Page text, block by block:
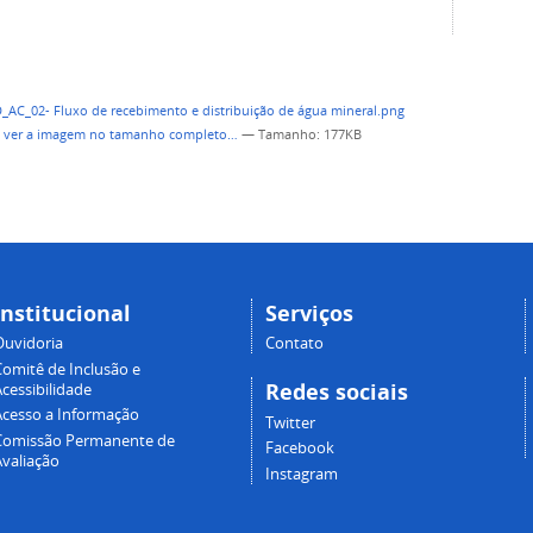
ver a imagem no tamanho completo… —Tamanho: 177KB
de Inclusão e
a Informação
Permanente de
Serviços
Contato
Redes sociais
Twitter
Facebook
Instagram